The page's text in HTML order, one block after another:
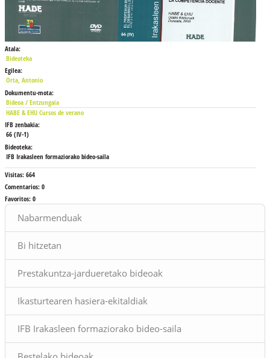
Bloques
Nabarmenduak
Bi hitzetan
Prestakuntza-jardueretako bideoak
Ikasturtearen hasiera-ekitaldiak
IFB Irakasleen formaziorako bideo-saila
Atala:
Bideoteka
Egilea:
Orta, Antonio
Dokumentu-mota:
Bideoa / Entzungaia
HABE & EHU Cursos de verano
IFB zenbakia:
66 (IV-1)
Bideoteka:
IFB Irakasleen formaziorako bideo-saila
Visitas: 664
Comentarios: 0
Favoritos: 0